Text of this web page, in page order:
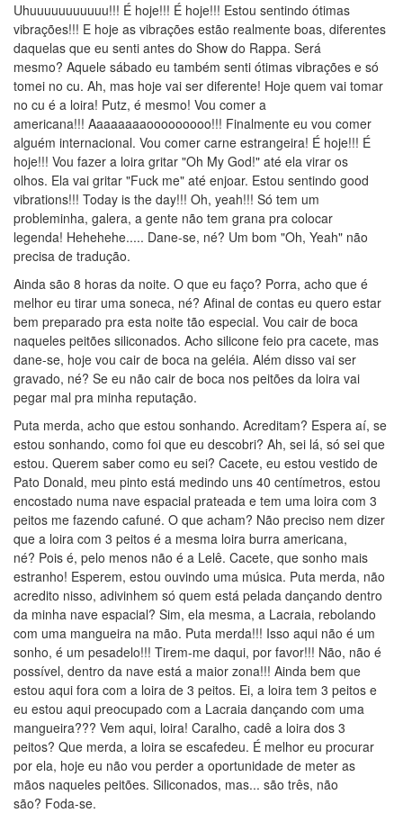
Uhuuuuuuuuuuu!!! É hoje!!! É hoje!!! Estou sentindo ótimas
vibrações!!! E hoje as vibrações estão realmente boas, diferentes
daquelas que eu senti antes do Show do Rappa. Será
mesmo? Aquele sábado eu também senti ótimas vibrações e só
tomei no cu. Ah, mas hoje vai ser diferente! Hoje quem vai tomar
no cu é a loira! Putz, é mesmo! Vou comer a
americana!!! Aaaaaaaaooooooooo!!! Finalmente eu vou comer
alguém internacional. Vou comer carne estrangeira! É hoje!!! É
hoje!!! Vou fazer a loira gritar "Oh My God!" até ela virar os
olhos. Ela vai gritar "Fuck me" até enjoar. Estou sentindo good
vibrations!!! Today is the day!!! Oh, yeah!!! Só tem um
probleminha, galera, a gente não tem grana pra colocar
legenda! Hehehehe..... Dane-se, né? Um bom "Oh, Yeah" não
precisa de tradução.
Ainda são 8 horas da noite. O que eu faço? Porra, acho que é
melhor eu tirar uma soneca, né? Afinal de contas eu quero estar
bem preparado pra esta noite tão especial. Vou cair de boca
naqueles peitões siliconados. Acho silicone feio pra cacete, mas
dane-se, hoje vou cair de boca na geléia. Além disso vai ser
gravado, né? Se eu não cair de boca nos peitões da loira vai
pegar mal pra minha reputação.
Puta merda, acho que estou sonhando. Acreditam? Espera aí, se
estou sonhando, como foi que eu descobri? Ah, sei lá, só sei que
estou. Querem saber como eu sei? Cacete, eu estou vestido de
Pato Donald, meu pinto está medindo uns 40 centímetros, estou
encostado numa nave espacial prateada e tem uma loira com 3
peitos me fazendo cafuné. O que acham? Não preciso nem dizer
que a loira com 3 peitos é a mesma loira burra americana,
né? Pois é, pelo menos não é a Lelê. Cacete, que sonho mais
estranho! Esperem, estou ouvindo uma música. Puta merda, não
acredito nisso, adivinhem só quem está pelada dançando dentro
da minha nave espacial? Sim, ela mesma, a Lacraia, rebolando
com uma mangueira na mão. Puta merda!!! Isso aqui não é um
sonho, é um pesadelo!!! Tirem-me daqui, por favor!!! Não, não é
possível, dentro da nave está a maior zona!!! Ainda bem que
estou aqui fora com a loira de 3 peitos. Ei, a loira tem 3 peitos e
eu estou aqui preocupado com a Lacraia dançando com uma
mangueira??? Vem aqui, loira! Caralho, cadê a loira dos 3
peitos? Que merda, a loira se escafedeu. É melhor eu procurar
por ela, hoje eu não vou perder a oportunidade de meter as
mãos naqueles peitões. Siliconados, mas... são três, não
são? Foda-se.